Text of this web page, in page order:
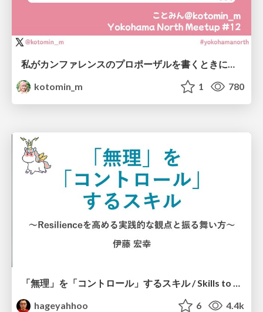
kotomin_m
1 780
「無理」を「コントロール」するスキル / Skills to Control "Muri"
hageyahhoo
6 4.4k